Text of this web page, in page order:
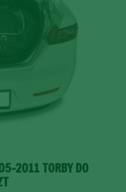
2011 TORBY DO